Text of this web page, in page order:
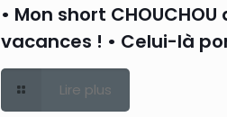
• Mon short CHOUCHOU
vacances ! • Celui-là
Lire plus